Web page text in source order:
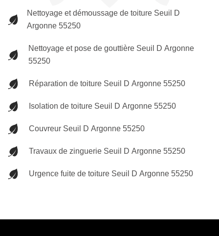
Nettoyage et démoussage de toiture Seuil D
Argonne 55250
Nettoyage et pose de gouttière Seuil D Argonne
55250
Réparation de toiture Seuil D Argonne 55250
Isolation de toiture Seuil D Argonne 55250
Couvreur Seuil D Argonne 55250
Travaux de zinguerie Seuil D Argonne 55250
Urgence fuite de toiture Seuil D Argonne 55250